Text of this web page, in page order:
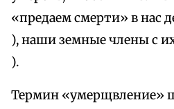
«предаем смерти» в нас
), наши земные члены с
).
Термин «умерщвление»